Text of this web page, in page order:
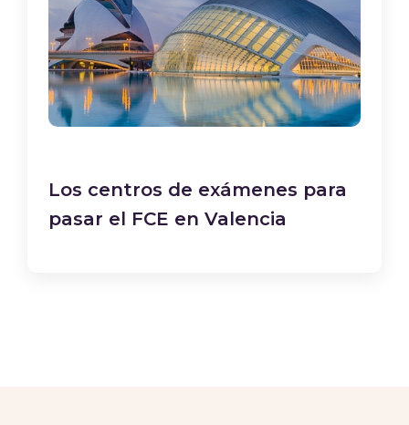
Los centros de exámenes para
pasar el FCE en Valencia